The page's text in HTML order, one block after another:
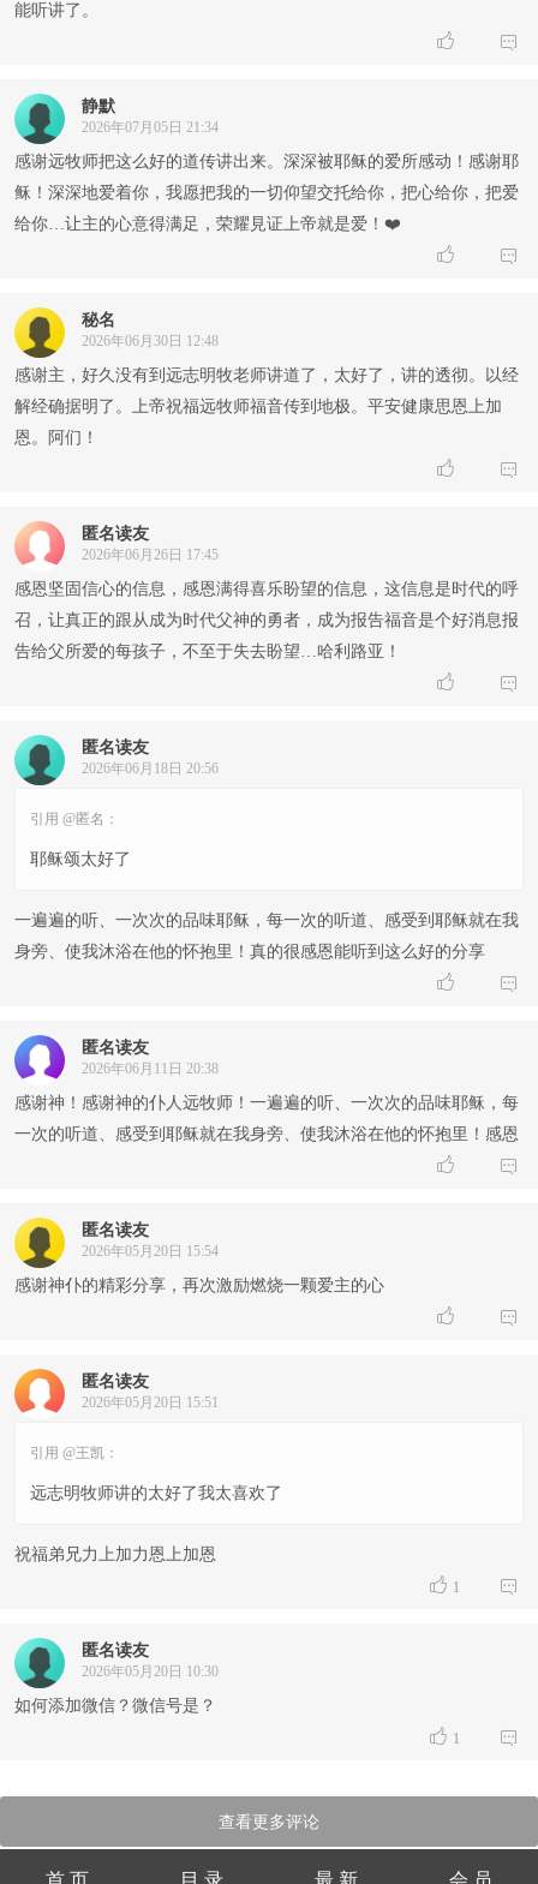
能听讲了。
 
静默
2026年07月05日 21:34
感谢远牧师把这么好的道传讲出来。深深被耶稣的爱所感动！感谢耶
稣！深深地爱着你，我愿把我的一切仰望交托给你，把心给你，把爱
给你…让主的心意得满足，荣耀見证上帝就是爱！❤️
 
秘名
2026年06月30日 12:48
感谢主，好久没有到远志明牧老师讲道了，太好了，讲的透彻。以经
解经确据明了。上帝祝福远牧师福音传到地极。平安健康思恩上加
恩。阿们！
 
匿名读友
2026年06月26日 17:45
感恩坚固信心的信息，感恩满得喜乐盼望的信息，这信息是时代的呼
召，让真正的跟从成为时代父神的勇者，成为报告福音是个好消息报
告给父所爱的每孩子，不至于失去盼望…哈利路亚！
 
匿名读友
2026年06月18日 20:56
引用 @匿名：
耶稣颂太好了
一遍遍的听、一次次的品味耶稣，每一次的听道、感受到耶稣就在我
身旁、使我沐浴在他的怀抱里！真的很感恩能听到这么好的分享
 
匿名读友
2026年06月11日 20:38
感谢神！感谢神的仆人远牧师！一遍遍的听、一次次的品味耶稣，每
一次的听道、感受到耶稣就在我身旁、使我沐浴在他的怀抱里！感恩
 
匿名读友
2026年05月20日 15:54
感谢神仆的精彩分享，再次激励燃烧一颗爱主的心
 
匿名读友
2026年05月20日 15:51
引用 @王凯：
远志明牧师讲的太好了我太喜欢了
祝福弟兄力上加力恩上加恩
 1 
匿名读友
2026年05月20日 10:30
如何添加微信？微信号是？
 1 
查看更多评论